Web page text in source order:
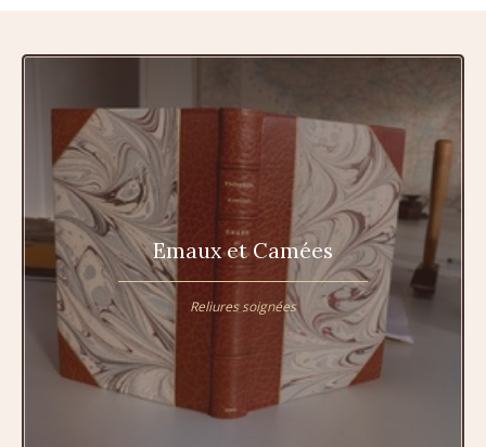
Emaux et Camées
Reliures soignées